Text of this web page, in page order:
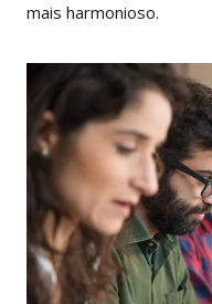
mais harmonioso.